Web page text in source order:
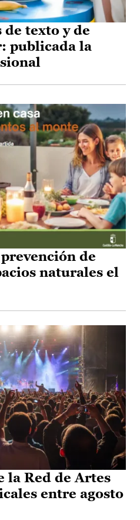
de texto y de
publicada la
de
naturales el
la Red de Artes
entre agosto